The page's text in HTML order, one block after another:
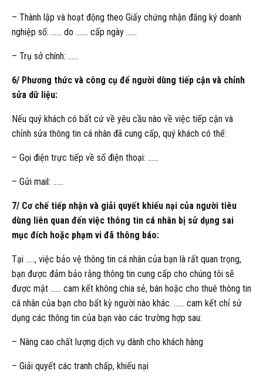
– Thành lập và hoạt động theo Giấy chứng nhận đăng ký doanh
nghiệp số: …… do ……. cấp ngày ……
– Trụ sở chính: ……
6/ Phương thức và công cụ để người dùng tiếp cận và chỉnh
sửa dữ liệu:
Nếu quý khách có bất cứ về yêu cầu nào về việc tiếp cận và
chỉnh sửa thông tin cá nhân đã cung cấp, quý khách có thể:
– Gọi điện trực tiếp về số điện thoại: ……
– Gửi mail: ……
7/ Cơ chế tiếp nhận và giải quyết khiếu nại của người tiêu
dùng liên quan đến việc thông tin cá nhân bị sử dụng sai
mục đích hoặc phạm vi đã thông báo:
Tại ….., việc bảo vệ thông tin cá nhân của bạn là rất quan trọng,
bạn được đảm bảo rằng thông tin cung cấp cho chúng tôi sẽ
được mật …… cam kết không chia sẻ, bán hoặc cho thuê thông tin
cá nhân của bạn cho bất kỳ người nào khác. …… cam kết chỉ sử
dụng các thông tin của bạn vào các trường hợp sau:
– Nâng cao chất lượng dịch vụ dành cho khách hàng
– Giải quyết các tranh chấp, khiếu nại